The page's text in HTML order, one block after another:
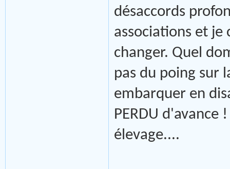
désaccords
associations et je
changer. Quel
pas du poing sur
embarquer en
PERDU d'avance
élevage....